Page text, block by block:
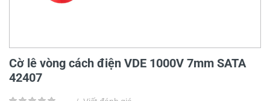
Cờ lê vòng cách điện VDE 1000V 7mm SATA
42407